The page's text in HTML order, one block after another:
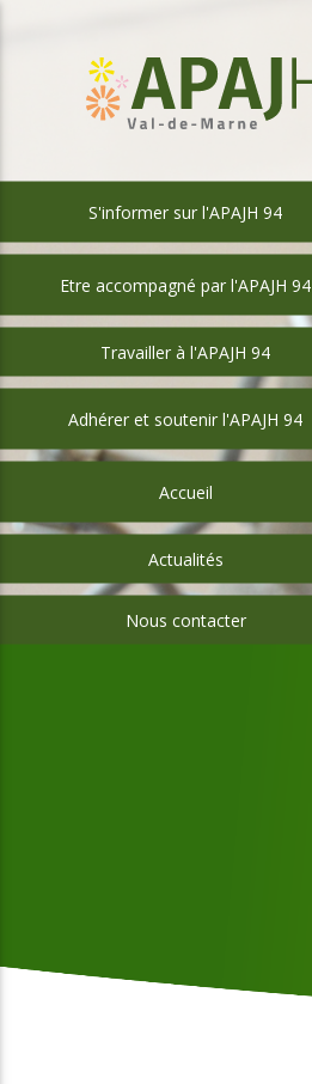
S'informer sur l'APAJH 94
Etre accompagné par l'APAJH 94
Travailler à l'APAJH 94
Adhérer et soutenir l'APAJH 94
Accueil
Actualités
Nous contacter